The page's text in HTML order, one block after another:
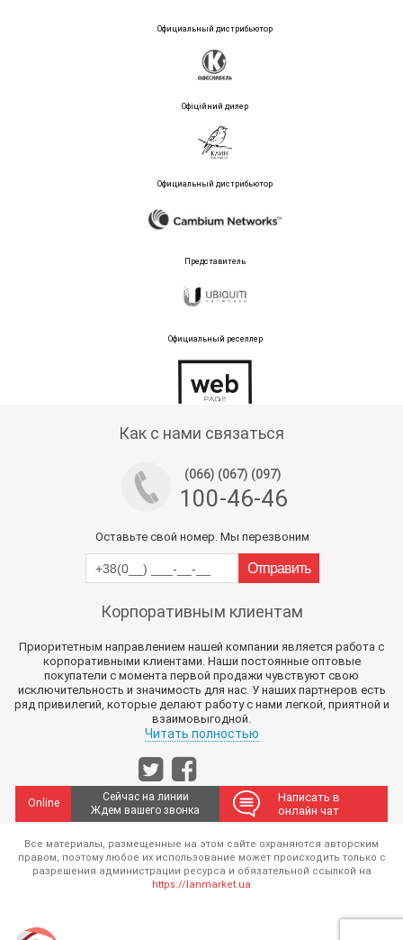
Официальный дистрибьютор
Офіційний дилер
Официальный дистрибьютор
Представитель
Официальный реселлер
Как с нами связаться
(066) (067) (097)
100-46-46
Оставьте свой номер. Мы перезвоним
Корпоративным клиентам
Приоритетным направлением нашей компании является работа с
корпоративными клиентами. Наши постоянные оптовые
покупатели с момента первой продажи чувствуют свою
исключительность и значимость для нас. У наших партнеров есть
ряд привилегий, которые делают работу с нами легкой, приятной и
взаимовыгодной.
Читать полностью
Online
Сейчас на линии
Ждем вашего звонка
Написать в
онлайн чат
Все материалы, размещенные на этом сайте охраняются авторским
правом, поэтому любое их использование может происходить только с
разрешения администрации ресурса и обязательной ссылкой на
https://lanmarket.ua